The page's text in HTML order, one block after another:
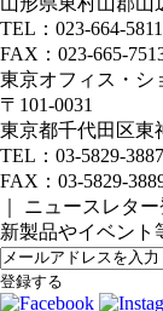
TEL：023-664-
FAX：023-665-
東京オフィス・シ
〒101-0031
東京都千代田区東
TEL：03-5829-3887
FAX：03-5829-
｜ ニュースレター
新製品やイベント